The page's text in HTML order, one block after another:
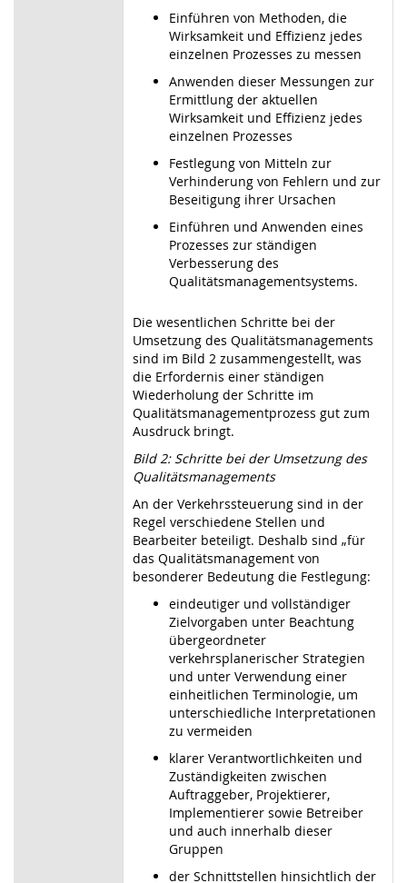
Einführen von Methoden, die
Wirksamkeit und Effizienz jedes
einzelnen Prozesses zu messen
Anwenden dieser Messungen zur
Ermittlung der aktuellen
Wirksamkeit und Effizienz jedes
einzelnen Prozesses
Festlegung von Mitteln zur
Verhinderung von Fehlern und zur
Beseitigung ihrer Ursachen
Einführen und Anwenden eines
Prozesses zur ständigen
Verbesserung des
Qualitätsmanagementsystems.
Die wesentlichen Schritte bei der
Umsetzung des Qualitätsmanagements
sind im Bild 2 zusammengestellt, was
die Erfordernis einer ständigen
Wiederholung der Schritte im
Qualitätsmanagementprozess gut zum
Ausdruck bringt.
Bild 2: Schritte bei der Umsetzung des
Qualitätsmanagements
An der Verkehrssteuerung sind in der
Regel verschiedene Stellen und
Bearbeiter beteiligt. Deshalb sind „für
das Qualitätsmanagement von
besonderer Bedeutung die Festlegung:
eindeutiger und vollständiger
Zielvorgaben unter Beachtung
übergeordneter
verkehrsplanerischer Strategien
und unter Verwendung einer
einheitlichen Terminologie, um
unterschiedliche Interpretationen
zu vermeiden
klarer Verantwortlichkeiten und
Zuständigkeiten zwischen
Auftraggeber, Projektierer,
Implementierer sowie Betreiber
und auch innerhalb dieser
Gruppen
der Schnittstellen hinsichtlich der